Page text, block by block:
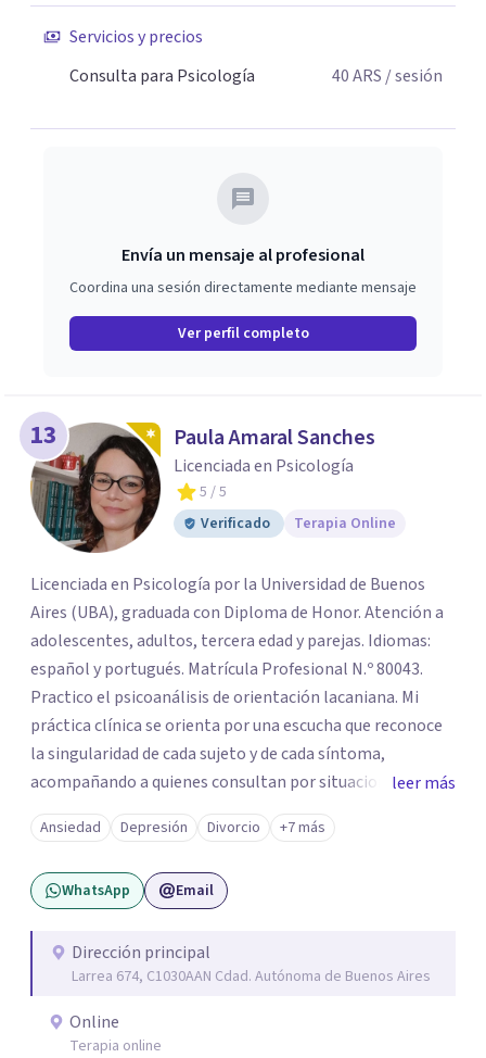
Servicios y precios
Consulta para Psicología
40ARS / sesión
Envía un mensaje al profesional
Coordina una sesión directamente mediante mensaje
Ver perfil completo
13 Paula Amaral Sanches
Licenciada en Psicología
5 / 5
Verificado
Terapia Online
Licenciada en Psicología por la Universidad de Buenos
Aires (UBA), graduada con Diploma de Honor. Atención a
adolescentes, adultos, tercera edad y parejas. Idiomas:
español y portugués. Matrícula Profesional N.º 80043.
Practico el psicoanálisis de orientación lacaniana. Mi
práctica clínica se orienta por una escucha que reconoce
la singularidad de cada sujeto y de cada síntoma,
acompañando a quienes consultan por situaciones de
angustia, dificultades en los vínculos, inhibiciones,
duelos, crisis vitales, padecimientos subjetivos y otros
modos de malestar. La práctica analítica propone un
espacio de palabra donde cada sujeto pueda interrogar
construcción de una respuesta singular frente a su
malestar.
leer más
Ansiedad Depresión Divorcio +7 más
WhatsApp Email
Dirección principal
Larrea 674, C1030AAN Cdad. Autónoma de Buenos Aires
Online
Terapia online